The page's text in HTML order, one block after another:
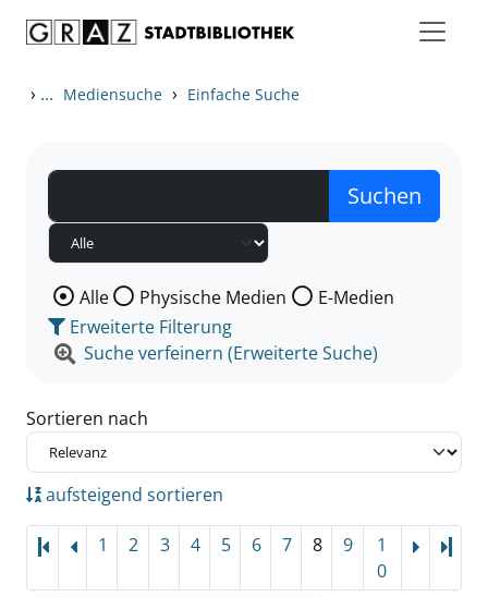
› ... Mediensuche › Einfache Suche
Wählen Sie die Medienart nach der Sie suchen wollen.
Alle Physische Medien
E-Medien
Erweiterte Filterung
Suche verfeinern (Erweiterte Suche)
Sortieren nach
aufsteigend sortieren
1 2 3 4 5 6 7 8 9
1
0